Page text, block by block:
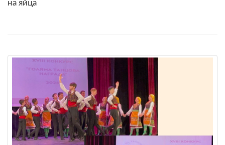
на яйца